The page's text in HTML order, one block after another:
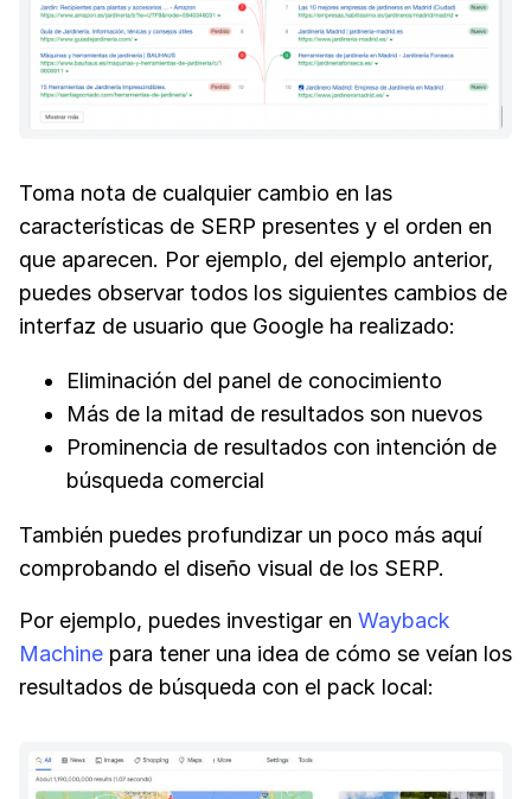
Toma nota de cualquier cambio en las
características de SERP presentes y el orden en
que aparecen. Por ejemplo, del ejemplo anterior,
puedes observar todos los siguientes cambios de
interfaz de usuario que Google ha realizado:
Eliminación del panel de conocimiento
Más de la mitad de resultados son nuevos
Prominencia de resultados con intención de
búsqueda comercial
También puedes profundizar un poco más aquí
comprobando el diseño visual de los SERP.
Por ejemplo, puedes investigar en Wayback
Machine para tener una idea de cómo se veían los
resultados de búsqueda con el pack local: